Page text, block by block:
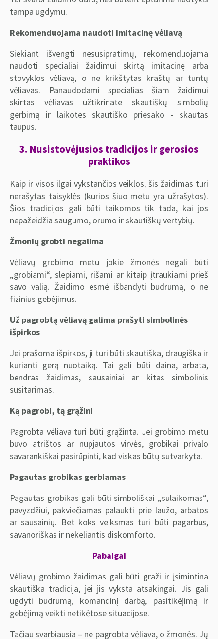
tampa ugdymu.
Rekomenduojama naudoti imitacinę vėliavą
Siekiant išvengti nesusipratimų, rekomenduojama
naudoti specialiai žaidimui skirtą imitacinę arba
stovyklos vėliavą, o ne krikštytas kraštų ar tuntų
vėliavas. Panaudodami specialias šiam žaidimui
skirtas vėliavas užtikrinate skautiškų simbolių
gerbimą ir laikotes skautiško priesako - skautas
taupus.
3. Nusistovėjusios tradicijos ir gerosios
praktikos
Kaip ir visos ilgai vykstančios veiklos, šis žaidimas turi
nerašytas taisyklės (kurios šiuo metu yra užrašytos).
Šios tradicijos gali būti taikomos tik tada, kai jos
nepažeidžia saugumo, orumo ir skautiškų vertybių.
Žmonių grobti negalima
Vėliavų grobimo metu jokie žmonės negali būti
„grobiami“, slepiami, rišami ar kitaip įtraukiami prieš
savo valią. Žaidimo esmė išbandyti budrumą, o ne
fizinius gebėjimus.
Už pagrobtą vėliavą galima prašyti simbolinės
išpirkos
Jei prašoma išpirkos, ji turi būti skautiška, draugiška ir
kurianti gerą nuotaiką. Tai gali būti daina, arbata,
bendras žaidimas, sausainiai ar kitas simbolinis
susitarimas.
Ką pagrobi, tą grąžini
Pagrobta vėliava turi būti grąžinta. Jei grobimo metu
buvo atrištos ar nupjautos virvės, grobikai privalo
savarankiškai pasirūpinti, kad viskas būtų sutvarkyta.
Pagautas grobikas gerbiamas
Pagautas grobikas gali būti simboliškai „sulaikomas“,
pavyzdžiui, pakviečiamas palaukti prie laužo, arbatos
ar sausainių. Bet koks veiksmas turi būti pagarbus,
savanoriškas ir nekeliantis diskomforto.
Pabaigai
Vėliavų grobimo žaidimas gali būti graži ir įsimintina
skautiška tradicija, jei jis vyksta atsakingai. Jis gali
ugdyti budrumą, komandinį darbą, pasitikėjimą ir
gebėjimą veikti netikėtose situacijose.
Tačiau svarbiausia – ne pagrobta vėliava, o žmonės. Jų